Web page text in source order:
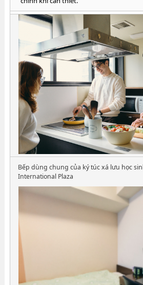
Bếp dùng chung của ký túc xá lưu học
International Plaza